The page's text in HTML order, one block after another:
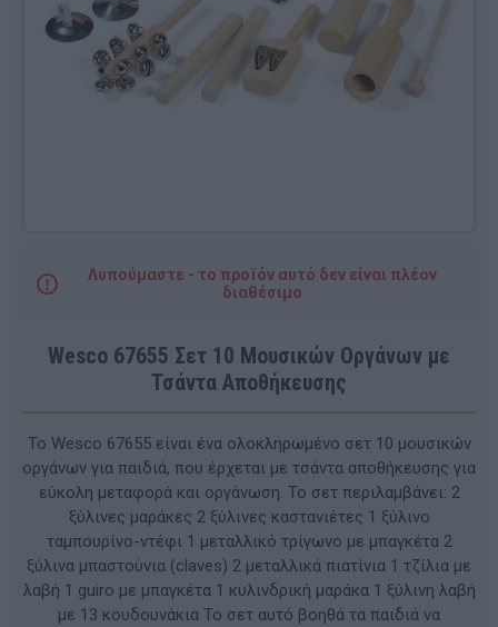
Λυπούμαστε - το προϊόν αυτό δεν είναι πλέον
διαθέσιμο
Wesco 67655 Σετ 10 Μουσικών Οργάνων με
Τσάντα Αποθήκευσης
Το Wesco 67655 είναι ένα ολοκληρωμένο σετ 10 μουσικών
οργάνων για παιδιά, που έρχεται με τσάντα αποθήκευσης για
εύκολη μεταφορά και οργάνωση. Το σετ περιλαμβάνει: 2
ξύλινες μαράκες 2 ξύλινες καστανιέτες 1 ξύλινο
ταμπουρίνο-ντέφι 1 μεταλλικό τρίγωνο με μπαγκέτα 2
ξύλινα μπαστούνια (claves) 2 μεταλλικά πιατίνια 1 τζίλια με
λαβή 1 guiro με μπαγκέτα 1 κυλινδρική μαράκα 1 ξύλινη λαβή
με 13 κουδουνάκια Το σετ αυτό βοηθά τα παιδιά να